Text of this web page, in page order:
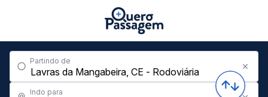
Partindo de
Indo para